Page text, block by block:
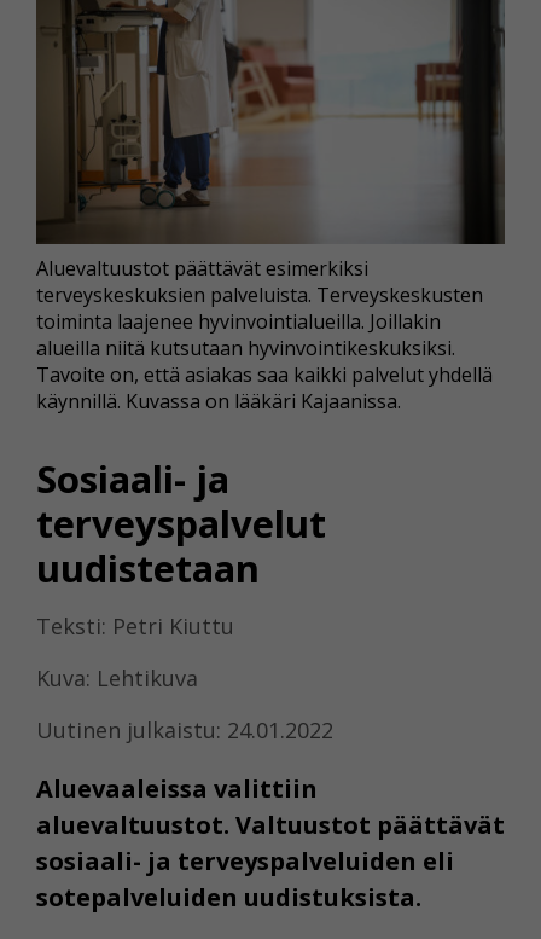
Sosiaali- ja
terveyspalvelut
uudistetaan
Teksti: Petri Kiuttu
Kuva: Lehtikuva
Uutinen julkaistu: 24.01.2022
Aluevaaleissa valittiin
aluevaltuustot. Valtuustot päättävät
sosiaali- ja terveyspalveluiden eli
sotepalveluiden uudistuksista.
Aluevaltuustot päättävät esimerkiksi
terveyskeskuksien palveluista. Terveyskeskusten
toiminta laajenee hyvinvointialueilla. Joillakin
alueilla niitä kutsutaan hyvinvointikeskuksiksi.
Tavoite on, että asiakas saa kaikki palvelut yhdellä
käynnillä. Kuvassa on lääkäri Kajaanissa.